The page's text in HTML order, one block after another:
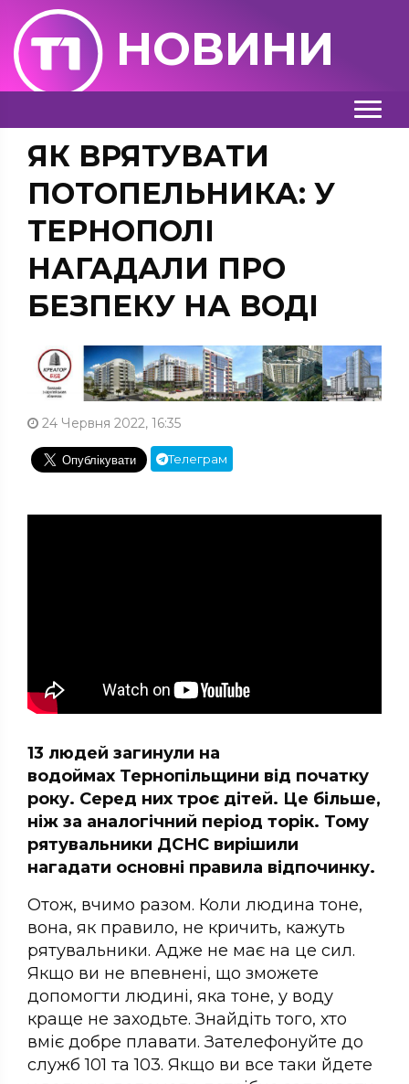
НОВИНИ
ЯК ВРЯТУВАТИ
ПОТОПЕЛЬНИКА: У
ТЕРНОПОЛІ
НАГАДАЛИ ПРО
БЕЗПЕКУ НА ВОДІ
24 Червня 2022, 16:35
Телеграм
13 людей загинули на
водоймах Тернопільщини від початку
року. Серед них троє дітей. Це більше,
ніж за аналогічний період торік. Тому
рятувальники ДСНС вирішили
нагадати основні правила відпочинку.
Отож, вчимо разом. Коли людина тоне,
вона, як правило, не кричить, кажуть
рятувальники. Адже не має на це сил.
Якщо ви не впевнені, що зможете
допомогти людині, яка тоне, у воду
краще не заходьте. Знайдіть того, хто
вміє добре плавати. Зателефонуйте до
служб 101 та 103. Якщо ви все таки йдете